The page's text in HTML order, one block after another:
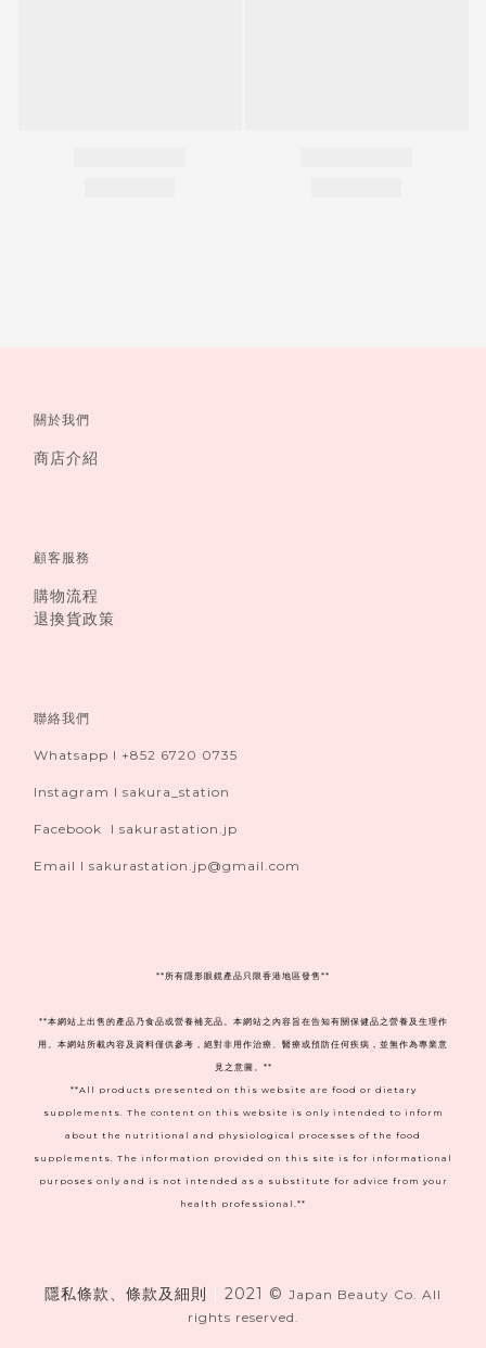
關於我們
商店介紹
顧客服務
購物流程
退換貨政策
聯絡我們
Whatsapp I +852 6720 0735
Instagram I sakura_station
Facebook I sakurastation.jp
Email I sakurastation.jp@gmail.com
** 所有隱形眼鏡產品只限香港地區發售**
**本網站上出售的產品乃食品或營養補充品。本網站之內容旨在告知有關保健品之營養及生理作
用。本網站所載內容及資料僅供參考，絕對非用作治療、醫療或預防任何疾病，並無作為專業意
見之意圖。**
**All products presented on this website are food or dietary
supplements. The content on this website is only intended to inform
about the nutritional and physiological processes of the food
supplements. The information provided on this site is for informational
purposes only and is not intended as a substitute for advice from your
health professional.**
隱私條款、條款及細則 2021 © Japan Beauty Co. All
rights reserved.